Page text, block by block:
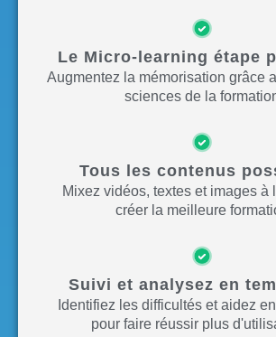
Le Micro-learning étape
Augmentez la mémorisation grâce
sciences de la
Tous les contenus
Mixez vidéos, textes et images à
créer la meilleure
Suivi et analysez en
Identifiez les difficultés et aidez
pour faire réussir plus